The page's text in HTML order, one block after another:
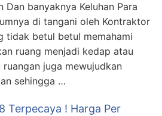
Dan banyaknya Keluhan Para
di tangani oleh Kontraktor
tidak betul betul memahami
ruang menjadi kedap atau
juga mewujudkan
sehingga …
Terpecaya ! Harga Per